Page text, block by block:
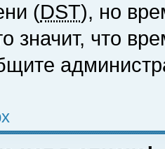
(DST), но
значит, что